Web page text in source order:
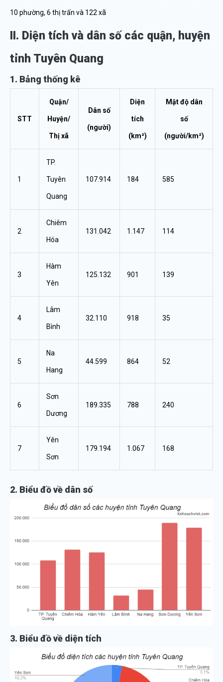
10 phường, 6 thị trấn và 122 xã
II. Diện tích và dân số các quận, huyện
tỉnh Tuyên Quang
1. Bảng thống kê
STT
Quận/
Huyện/
Thị xã
Dân số
(người)
Diện
tích
(km²)
Mật độ dân
số
(người/km²)
1
TP.
Tuyên
Quang
107.914 184 585
2
Chiêm
Hóa
131.042 1.147 114
3
Hàm
Yên
125.132 901 139
4
Lâm
Bình
32.110 918 35
5
Na
Hang
44.599 864 52
6
Sơn
Dương
189.335 788 240
7
Yên
Sơn
179.194 1.067 168
2. Biểu đồ về dân số
3. Biểu đồ về diện tích